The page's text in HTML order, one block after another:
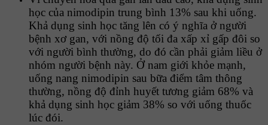
học của nimodipin trung bình 13% sau khi uống.
Khả dụng sinh học tăng lên có ý nghĩa ở người
bệnh xơ gan, với nồng độ tối đa xấp xỉ gấp đôi so
với người bình thường, do đó cần phải giảm liều ở
nhóm người bệnh này. Ở nam giới khỏe mạnh,
uống nang nimodipin sau bữa điểm tâm thông
thường, nồng độ đỉnh huyết tương giảm 68% và
khả dụng sinh học giảm 38% so với uống thuốc
lúc đói.